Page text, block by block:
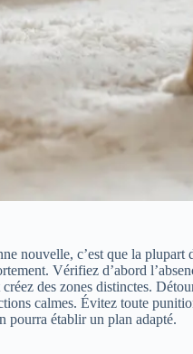
nouvelle, c’est que la
Vérifiez d’abord
des zones distinctes.
calmes. Évitez toute
pourra établir un plan adapté.